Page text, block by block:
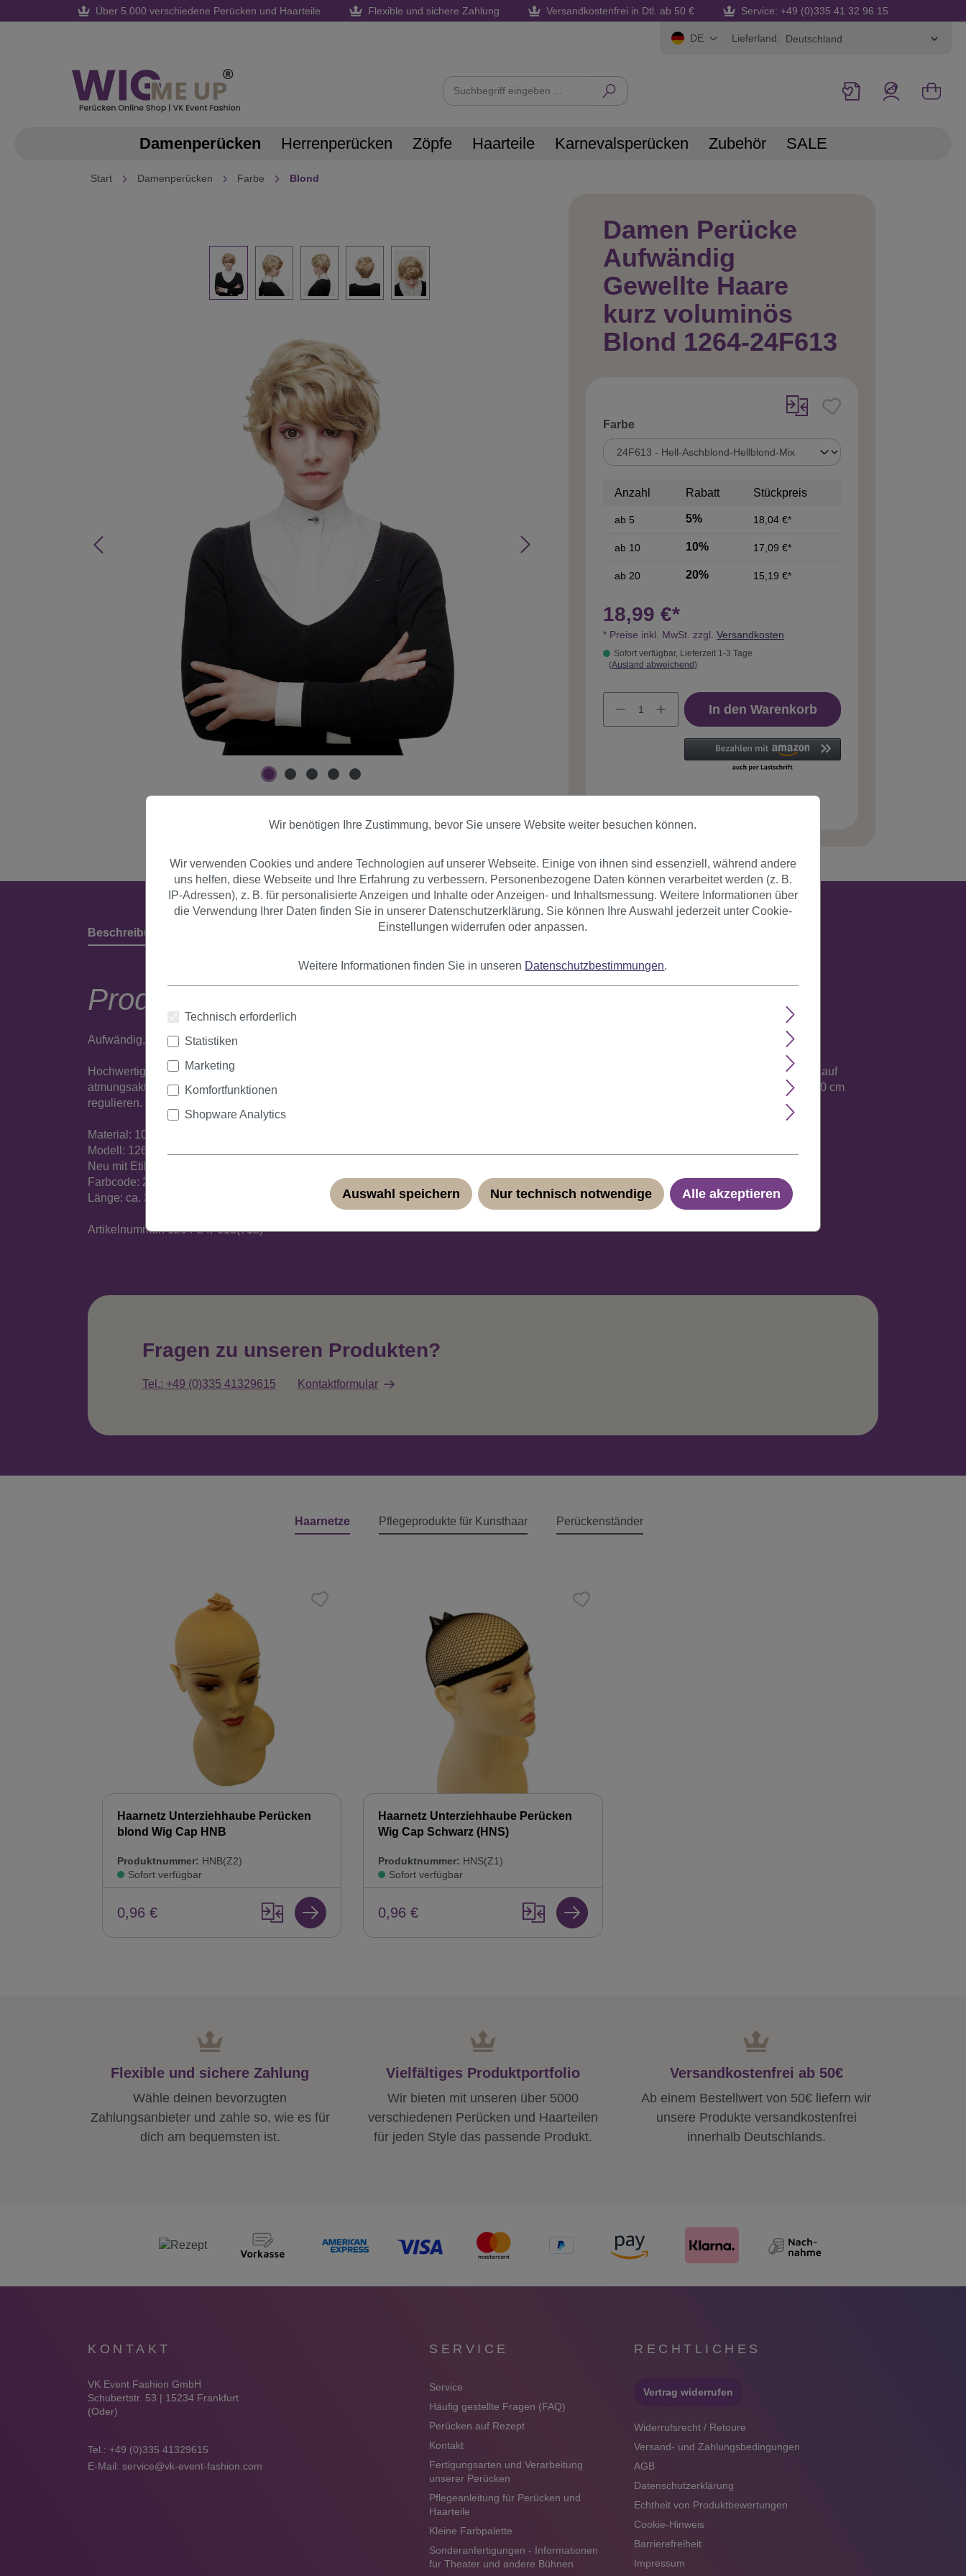
Zur Hauptnavigation springen
Über 5.000 verschiedene Perücken und Haarteile Flexible und sichere Zahlung Versandkostenfrei in Dtl. ab 50 € Service: +49 (0)335 41 32 96 15
DE Lieferland:
Damenperücken Herrenperücken Zöpfe Haarteile Karnevalsperücken Zubehör SALE
Start Damenperücken Farbe Blond
Damen Perücke
Aufwändig
Gewellte Haare
kurz voluminös
Blond 1264-24F613
Farbeauswählen
Anzahl Rabatt Stückpreis
ab 5 5% 18,04 €*
ab 10 10% 17,09 €*
ab 20 20% 15,19 €*
18,99 €*
* Preise inkl. MwSt. zzgl. Versandkosten
Sofort verfügbar, Lieferzeit 1-3 Tage
(Ausland abweichend)
In den Warenkorb
Beschreibung Bewertungen
Produktbeschreibung
Aufwändig, wirklich atemberaubend schön gewellte Kurzhaarperücke in gemischten Blondnuancen.
Hochwertige Perücke aus seidig glänzender, täuschend echt wirkender japanischer Kunstfaser. Das geringe Eigengewicht und die Verarbeitung auf
atmungsaktiven Tressen sorgen für ein angenehmes Tragegefühl. Durch Hakenverschlüsse lässt sich die Größe bis zu einem Kopfumfang von 60 cm
regulieren. Pflegehinweise in deutsch, englisch, italienisch und spanisch. Günstiger und diskreter Versand.
Material: 100% Polyester
Modell: 1264
Neu mit Etikett
Farbcode: 24F613
Länge: ca. 30 cm
Artikelnummer: 1264-24F613(712)
Fragen zu unseren Produkten?
Tel.: +49 (0)335 41329615 Kontaktformular
Haarnetze Pflegeprodukte für Kunsthaar Perückenständer
Haarnetz Unterziehhaube Perücken
blond Wig Cap HNB
Produktnummer: HNB(Z2)
Sofort verfügbar
0,96 €
Haarnetz Unterziehhaube Perücken
Wig Cap Schwarz (HNS)
Produktnummer: HNS(Z1)
Sofort verfügbar
0,96 €
Flexible und sichere Zahlung
Wähle deinen bevorzugten
Zahlungsanbieter und zahle so, wie es für
dich am bequemsten ist.
Vielfältiges Produktportfolio
Wir bieten mit unseren über 5000
verschiedenen Perücken und Haarteilen
für jeden Style das passende Produkt.
Versandkostenfrei ab 50€
Ab einem Bestellwert von 50€ liefern wir
unsere Produkte versandkostenfrei
innerhalb Deutschlands.
KONTAKT
VK Event Fashion GmbH
Schubertstr. 53 | 15234 Frankfurt
(Oder)
Tel.: +49 (0)335 41329615
E-Mail: service@vk-event-fashion.com
SERVICE
Service
Häufig gestellte Fragen (FAQ)
Perücken auf Rezept
Kontakt
Fertigungsarten und Verarbeitung
unserer Perücken
Pflegeanleitung für Perücken und
Haarteile
Kleine Farbpalette
Sonderanfertigungen - Informationen
für Theater und andere Bühnen
RECHTLICHES
Vertrag widerrufen
Widerrufsrecht / Retoure
Versand- und Zahlungsbedingungen
AGB
Datenschutzerklärung
Echtheit von Produktbewertungen
Cookie-Hinweis
Barrierefreiheit
Impressum
Wir benötigen Ihre Zustimmung, bevor Sie unsere Website weiter besuchen können.
Wir verwenden Cookies und andere Technologien auf unserer Webseite. Einige von ihnen sind essenziell, während andere
uns helfen, diese Webseite und Ihre Erfahrung zu verbessern. Personenbezogene Daten können verarbeitet werden (z. B.
IP-Adressen), z. B. für personalisierte Anzeigen und Inhalte oder Anzeigen- und Inhaltsmessung. Weitere Informationen über
die Verwendung Ihrer Daten finden Sie in unserer Datenschutzerklärung. Sie können Ihre Auswahl jederzeit unter Cookie-
Einstellungen widerrufen oder anpassen.
Weitere Informationen finden Sie in unseren Datenschutzbestimmungen.
Technisch erforderlich
Statistiken
Marketing
Komfortfunktionen
Shopware Analytics
Auswahl speichern Nur technisch notwendige Alle akzeptieren